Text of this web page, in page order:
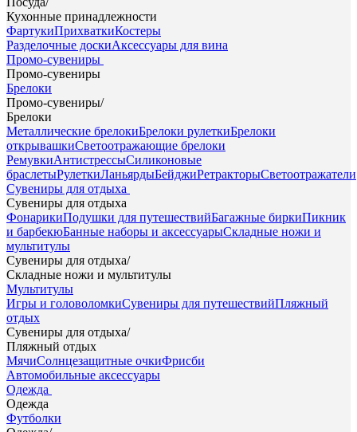
Кухонные принадлежности
ФартукиПрихваткиКостеры
Разделочные доскиАксессуары для вина
Промо-сувениры
Промо-сувениры
Брелоки
Промо-сувениры/
Брелоки
Металлические брелокиБрелоки рулеткиБрелоки
открывашкиСветоотражающие брелоки
РемувкиАнтистрессыСиликоновые
браслетыРулеткиЛаньярдыБейджиРетракторыСветоотражатели
Сувениры для отдыха
Сувениры для отдыха
ФонарикиПодушки для путешествийБагажные биркиПикник
и барбекюБанные наборы и аксессуарыСкладные ножи и
мультитулы
Сувениры для отдыха/
Складные ножи и мультитулы
Мультитулы
Игры и головоломкиСувениры для путешествийПляжный
отдых
Сувениры для отдыха/
Пляжный отдых
МячиСолнцезащитные очкиФрисби
Автомобильные аксессуары
Одежда
Одежда
Футболки